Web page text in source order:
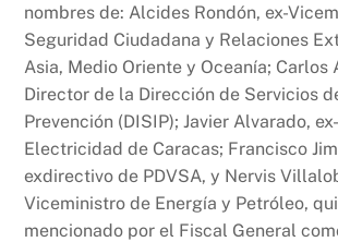
nombres de: Alcides Rondón, ex-
Seguridad Ciudadana y Relaciones
Asia, Medio Oriente y Oceanía; Carlos
Director de la Dirección de Servicios
Prevención (DISIP); Javier Alvarado,
Electricidad de Caracas; Francisco
exdirectivo de PDVSA, y Nervis
Viceministro de Energía y Petróleo,
mencionado por el Fiscal General